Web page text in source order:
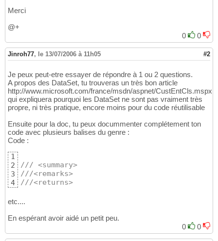
Merci
@+
0
0
Jinroh77, le 13/07/2006 à 11h05 #2
Je peux peut-etre essayer de répondre à 1 ou 2 questions.
A propos des DataSet, tu trouveras un très bon article
http://www.microsoft.com/france/msdn/aspnet/CustEntCls.mspx
qui expliquera pourquoi les DataSet ne sont pas vraiment très
propre, ni très pratique, encore moins pour du code réutilisable
Ensuite pour la doc, tu peux docummenter complétement ton
code avec plusieurs balises du genre :
Code :
1
2
3
4
/// <summary>
///<remarks>
///<returns>
etc....
En espérant avoir aidé un petit peu.
0
0